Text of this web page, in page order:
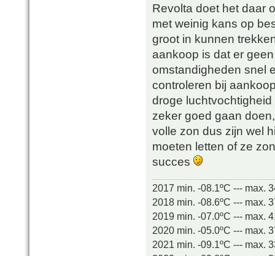
Revolta doet het daar
met weinig kans op
groot in kunnen
aankoop is dat er
omstandigheden snel
controleren bij
droge
zeker goed gaan
volle zon dus zijn wel
moeten letten of ze
succes
2017 min. -08.1ºC --- max.
2018 min. -08.6ºC --- max.
2019 min. -07.0ºC --- max.
2020 min. -05.0ºC --- max.
2021 min. -09.1ºC --- max.